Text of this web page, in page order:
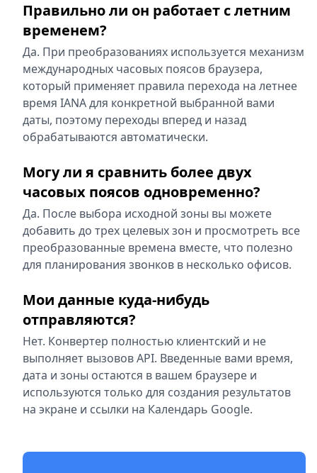
Правильно ли он работает с летним
временем?
Да. При преобразованиях используется механизм
международных часовых поясов браузера,
который применяет правила перехода на летнее
время IANA для конкретной выбранной вами
даты, поэтому переходы вперед и назад
обрабатываются автоматически.
Могу ли я сравнить более двух
часовых поясов одновременно?
Да. После выбора исходной зоны вы можете
добавить до трех целевых зон и просмотреть все
преобразованные времена вместе, что полезно
для планирования звонков в несколько офисов.
Мои данные куда-нибудь
отправляются?
Нет. Конвертер полностью клиентский и не
выполняет вызовов API. Введенные вами время,
дата и зоны остаются в вашем браузере и
используются только для создания результатов
на экране и ссылки на Календарь Google.